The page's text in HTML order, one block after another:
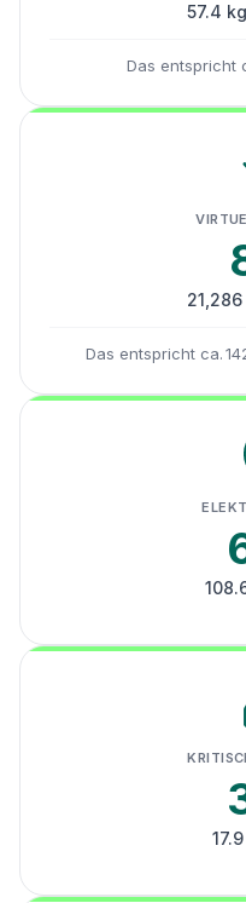
57.4
Das entspricht
Das entspricht ca.